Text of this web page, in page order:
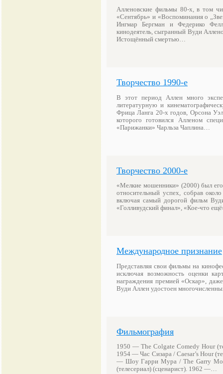
Алленовские фильмы 80-х, в том
«Сентябрь» и «Воспоминания о
Ингмар Бергман и Федерико
кинодеятель, сыгранный Вуди
Истощённый смертью…
Творчество 1990-е
В этот период Аллен много
литературную и
Фрица Ланга 20-х годов, Орсона
которого готовился Алленом
«Парижанки» Чарльза Чаплина…
Творчество 2000-е
«Мелкие мошенники» (2000) был
относительный успех, собрав
включая самый дорогой фильм
«Голливудский финал», «Кое-что
Международное признание
Представляя свои фильмы на
исключая возможность оценки
награждения премией «Оскар»,
Вуди Аллен удостоен
Фильмография
1950 — The Colgate Comedy Hour
1954 — Час Сизара / Caesar’s Hour
— Шоу Гарри Мура / The Garry
(телесериал) (сценарист). 1962 —…